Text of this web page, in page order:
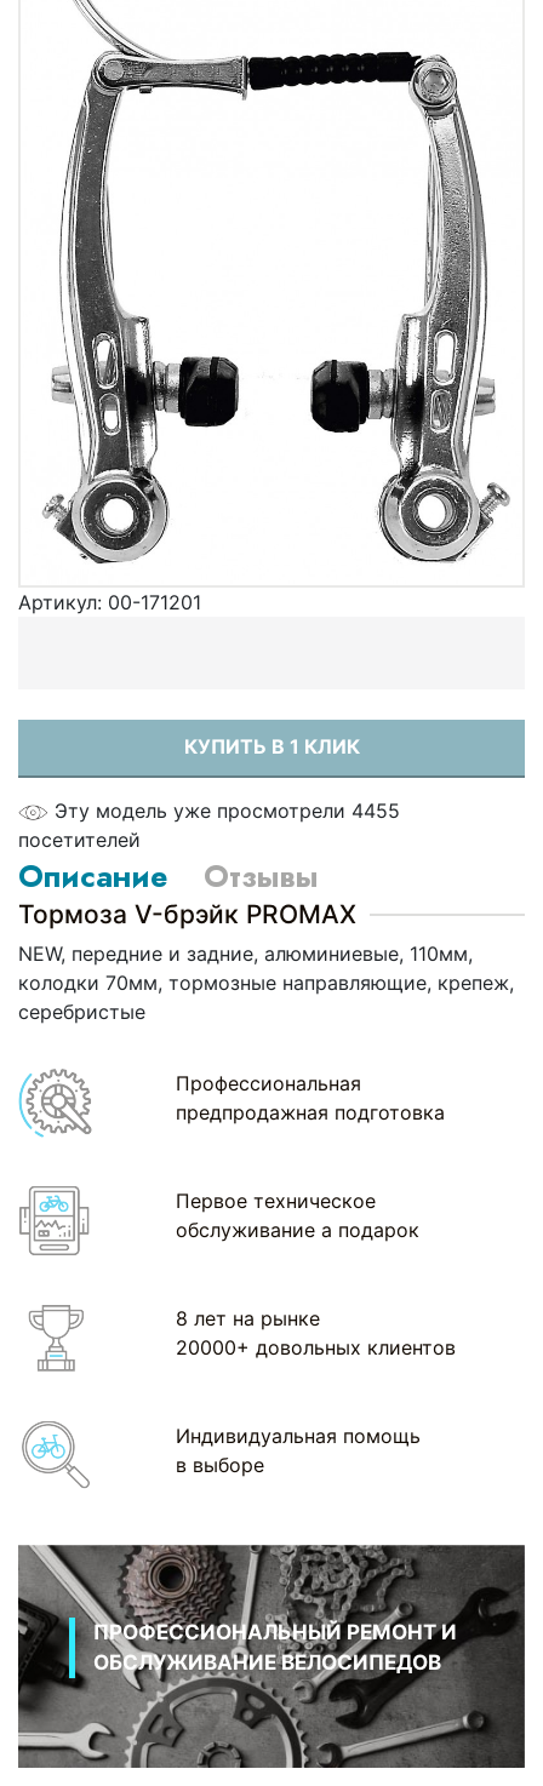
Артикул: 00-171201
КУПИТЬ В 1 КЛИК
Эту модель уже просмотрели 4455
посетителей
Описание Отзывы
Тормоза V-брэйк PROMAX
NEW, передние и задние, алюминиевые, 110мм,
колодки 70мм, тормозные направляющие, крепеж,
серебристые
Профессиональная
предпродажная подготовка
Первое техническое
обслуживание а подарок
8 лет на рынке
20000+ довольных клиентов
Индивидуальная помощь
в выборе
ПРОФЕССИОНАЛЬНЫЙ РЕМОНТ И
ОБСЛУЖИВАНИЕ ВЕЛОСИПЕДОВ